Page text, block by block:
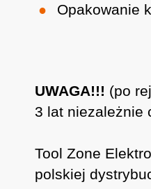
Opakowanie
UWAGA!!! (po
3 lat niezależnie
Tool Zone
polskiej